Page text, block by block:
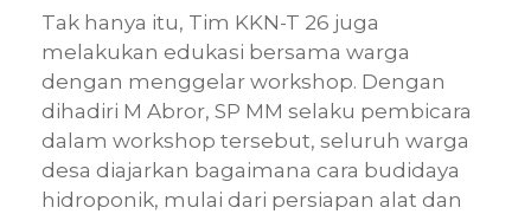
Tak hanya itu, Tim KKN-T 26 juga
melakukan edukasi bersama warga
dengan menggelar workshop. Dengan
dihadiri M Abror, SP MM selaku pembicara
dalam workshop tersebut, seluruh warga
desa diajarkan bagaimana cara budidaya
hidroponik, mulai dari persiapan alat dan